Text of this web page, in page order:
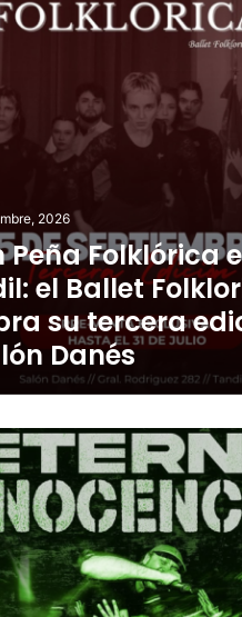
2026
Peña Folklórica
el Ballet
su tercera
Danés